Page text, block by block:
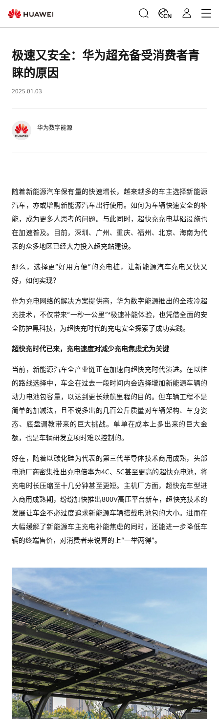
CN
极速又安全：华为超充备受消费者青
睐的原因
2025.01.03
华为数字能源
随着新能源汽车保有量的快速增长，越来越多的车主选择新能源
汽车，亦或增购新能源汽车出行使用。如何为车辆快速安全的补
能，成为更多人思考的问题。与此同时，超快充充电基础设施也
在加速普及。目前，深圳、广州、重庆、福州、北京、海南为代
表的众多地区已经大力投入超充站建设。
那么，选择更“好用方便”的充电桩，让新能源汽车充电又快又
好，如何实现？
作为充电网络的解决方案提供商，华为数字能源推出的全液冷超
充技术，不仅带来“一秒一公里”*极速补能体验，也凭借全面的安
全防护黑科技，为超快充时代的充电安全探索了成功实践。
超快充时代已来，充电速度对减少充电焦虑尤为关键
当前，新能源汽车全产业链正在加速向超快充时代演进。在以往
的路线选择中，车企在过去一段时间内会选择增加新能源车辆的
动力电池包容量，以达到更长续航里程的目的。但车辆工程不是
简单的加减法，且不说多出的几百公斤质量对车辆架构、车身姿
态、底盘调教带来的巨大挑战。单单在成本上多出来的巨大金
额，也是车辆研发立项时难以控制的。
好在，随着以碳化硅为代表的第三代半导体技术商用成熟，头部
电池厂商密集推出充电倍率为4C、5C甚至更高的超快充电池，将
充电时长压缩至十几分钟甚至更短。主机厂方面，超快充车型进
入商用成熟期，纷纷加快推出800V高压平台新车，超快充技术的
发展让车企不必过度追求新能源车辆搭载电池包的大小。进而在
大幅缓解了新能源车主充电补能焦虑的同时，还能进一步降低车
辆的终端售价，对消费者来说算的上“一举两得”。